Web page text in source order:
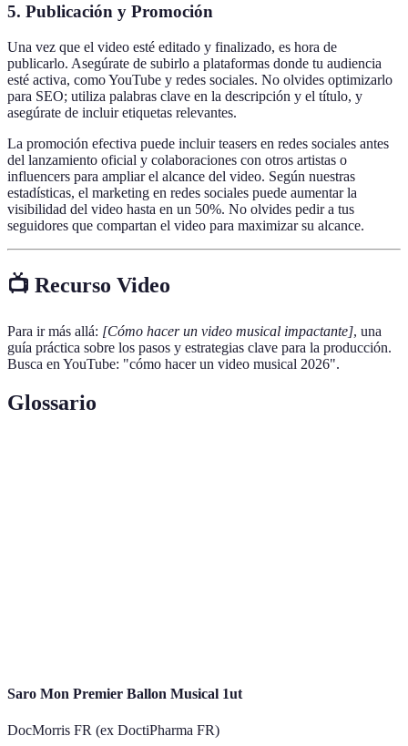
5. Publicación y Promoción
Una vez que el video esté editado y finalizado, es hora de
publicarlo. Asegúrate de subirlo a plataformas donde tu audiencia
esté activa, como YouTube y redes sociales. No olvides optimizarlo
para SEO; utiliza palabras clave en la descripción y el título, y
asegúrate de incluir etiquetas relevantes.
La promoción efectiva puede incluir teasers en redes sociales antes
del lanzamiento oficial y colaboraciones con otros artistas o
influencers para ampliar el alcance del video. Según nuestras
estadísticas, el marketing en redes sociales puede aumentar la
visibilidad del video hasta en un 50%. No olvides pedir a tus
seguidores que compartan el video para maximizar su alcance.
📺 Recurso Video
Para ir más allá: [Cómo hacer un video musical impactante], una
guía práctica sobre los pasos y estrategias clave para la producción.
Busca en YouTube: "cómo hacer un video musical 2026".
Glossario
Saro Mon Premier Ballon Musical 1ut
DocMorris FR (ex DoctiPharma FR)